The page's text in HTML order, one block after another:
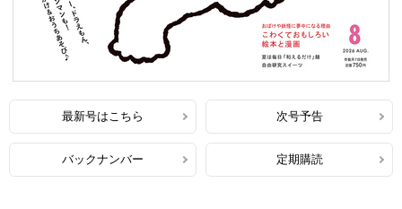
最新号はこちら 次号予告
バックナンバー 定期購読